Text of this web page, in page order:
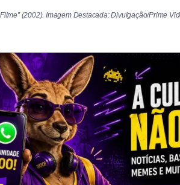
(2002). Imagem Destacada: Divulgação/Prime